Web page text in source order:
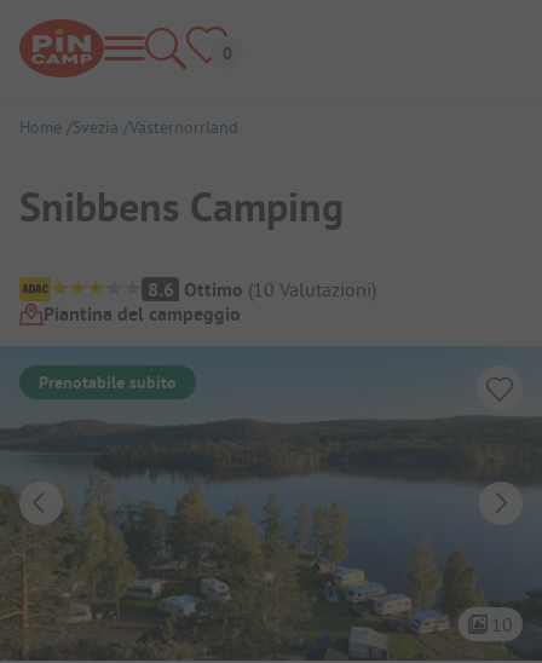
Home Svezia Västernorrland
Snibbens Camping
Panoramica del campeggio
8.6 Ottimo (10 Valutazioni)
Piantina del campeggio
Prenotabile subito
10